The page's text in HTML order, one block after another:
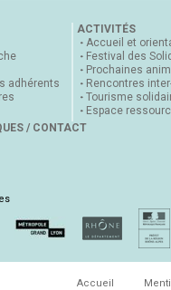
adhérents
ACTIVITÉS
Accueil et
Festival des
Prochaines
Rencontres
Tourisme
Espace
/ CONTACT
Accueil